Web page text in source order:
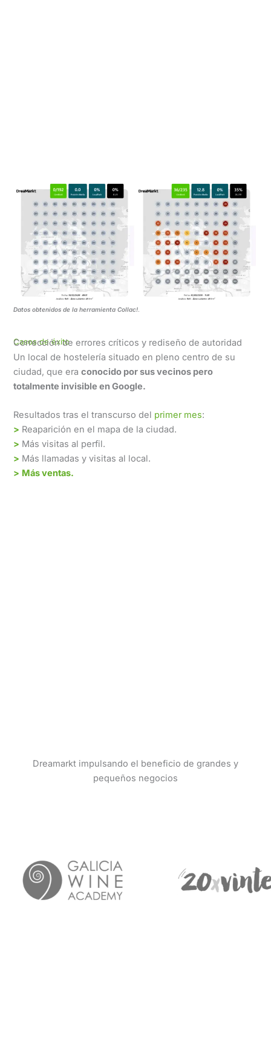
Datos obtenidos de la herramienta Collac!.
Casos de éxito
Corrección de errores críticos y rediseño de autoridad
Un local de hostelería situado en pleno centro de su
ciudad, que era conocido por sus vecinos pero
totalmente invisible en Google.
Resultados tras el transcurso del primer mes:
> Reaparición en el mapa de la ciudad.
> Más visitas al perfil.
> Más llamadas y visitas al local.
> Más ventas.
Dreamarkt impulsando el beneficio de grandes y
pequeños negocios